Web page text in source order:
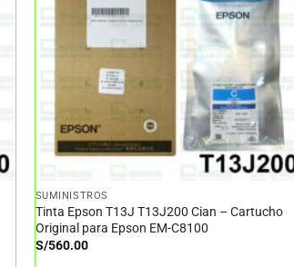
SUMINISTROS
Tinta Epson T13J T13J200 Cian – Cartucho
Original para Epson EM-C8100
S/560.00